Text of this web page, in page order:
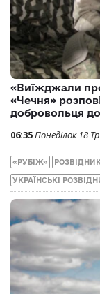
«Виїжджали
«Чечня»
добровольця
06:35Понеділок 18
«РУБІЖ»
УКРАЇНСЬКІ